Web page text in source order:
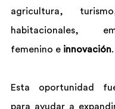
agricultura,
habitacionales,
femenino e innovación.
​Esta oportunidad
para ayudar a